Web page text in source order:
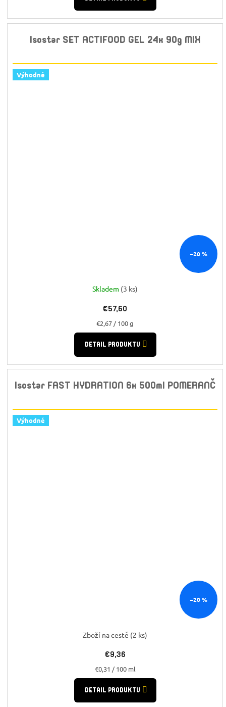
Isostar SET ACTIFOOD GEL 24x 90g MIX
Výhodné
–20 %
Skladem (3 ks)
€57,60
Jednotková
cena:
€2,67 / 100 g
DETAIL PRODUKTU
Isostar FAST HYDRATION 6x 500ml POMERANČ
Výhodné
–20 %
Zboží na cestě (2 ks)
€9,36
Jednotková
cena:
€0,31 / 100 ml
DETAIL PRODUKTU